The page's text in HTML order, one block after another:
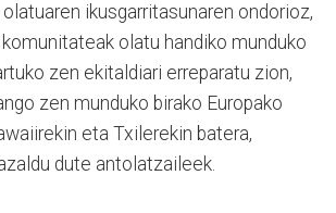
ikusgarritasunaren ondorioz,
olatu handiko munduko
zen ekitaldiari erreparatu zion,
zen munduko birako Europako
eta Txilerekin batera,
dute antolatzaileek.